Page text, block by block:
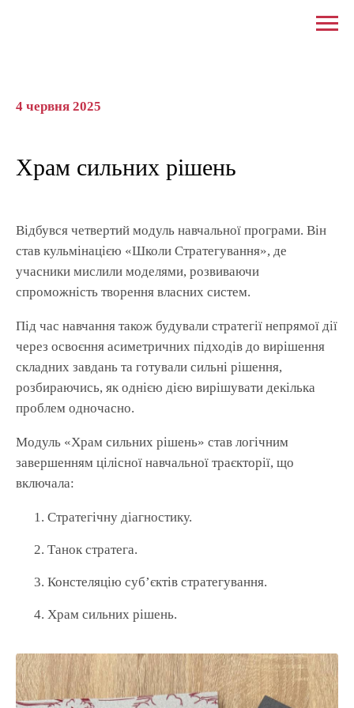
4 червня 2025
Храм сильних рішень
Відбувся четвертий модуль навчальної програми. Він
став кульмінацією «Школи Стратегування», де
учасники мислили моделями, розвиваючи
спроможність творення власних систем.
Під час навчання також будували стратегії непрямої дії
через освоєння асиметричних підходів до вирішення
складних завдань та готували сильні рішення,
розбираючись, як однією дією вирішувати декілька
проблем одночасно.
Модуль «Храм сильних рішень» став логічним
завершенням цілісної навчальної траєкторії, що
включала:
Стратегічну діагностику.
Танок стратега.
Констеляцію суб’єктів стратегування.
Храм сильних рішень.